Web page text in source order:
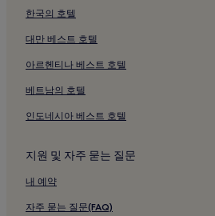
가와치 저수지 근처 호텔
아무 플라자 고쿠라 근처 호텔
서일본 종합 전시장 근처 호텔
기타큐슈 만화 박물관 근처 호텔
탄가 시장 근처 호텔
Tanga 역 근처 호텔
이타비츠 호텔
니시코쿠라역 근처 호텔
한국의 호텔
대만 베스트 호텔
아르헨티나 베스트 호텔
베트남의 호텔
인도네시아 베스트 호텔
지원 및 자주 묻는 질문
내 예약
자주 묻는 질문(FAQ)